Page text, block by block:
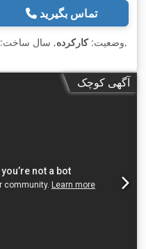
تماس بگیرید
وضعیت:کارکرده, سال ساخت: ,
آگهی کوچک